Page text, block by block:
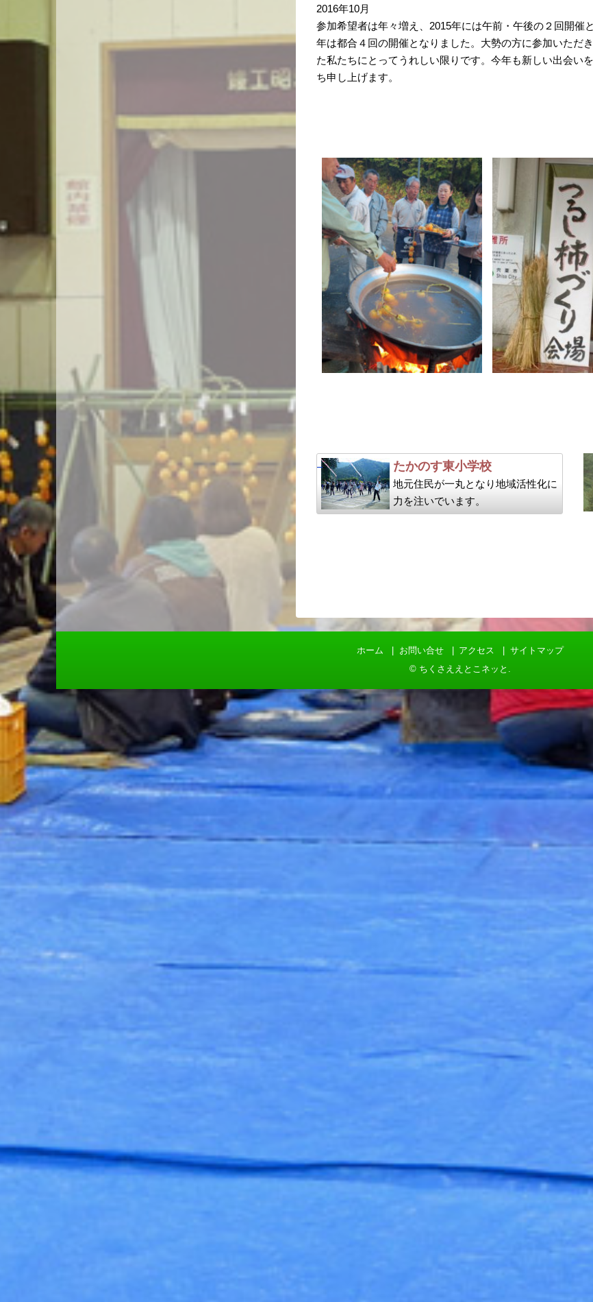
2016年10月
参加希望者は年々増え、2015年には午前・午後の２回開催
年は都合４回の開催となりました。大勢の方に参加いただ
た私たちにとってうれしい限りです。今年も新しい出会い
ち申し上げます。
たかのす東小学校
地元住民が一丸となり地域活性化に
力を注いでいます。
ホーム お問い合せ アクセス
サイトマップ
© ちくさええとこネッと